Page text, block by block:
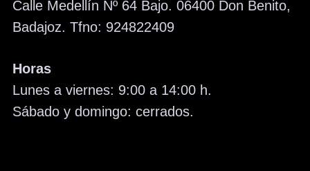
Calle Medellín Nº 64 Bajo. 06400 Don Benito,
Badajoz. Tfno: 924822409
Horas
Lunes a viernes: 9:00 a 14:00 h.
Sábado y domingo: cerrados.